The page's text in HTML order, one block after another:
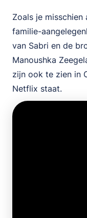
Zoals je
familie-
van Sabri en de
Manoushka
zijn ook te zien in
Netflix staat.